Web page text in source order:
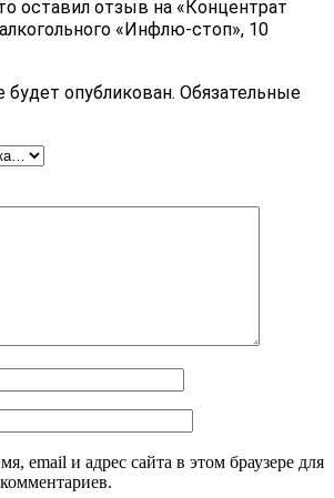
оставил отзыв на «Концентрат
«Инфлю-стоп», 10
опубликован. Обязательные
email и адрес сайта в этом браузере для